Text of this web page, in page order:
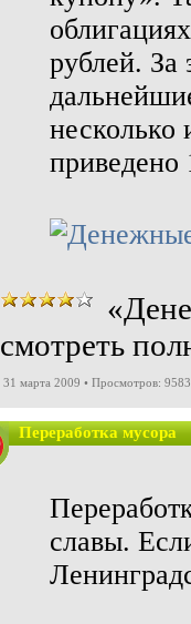
рублей. За
несколько
приведено
смотреть
31 марта 2009 • Просмотров: 9583
Переработка мусора
славы.